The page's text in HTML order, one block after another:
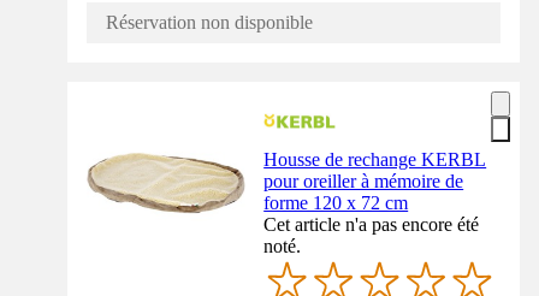
Réservation non disponible
Housse de rechange KERBL
pour oreiller à mémoire de
forme 120 x 72 cm
Cet article n'a pas encore été
noté.